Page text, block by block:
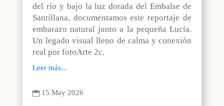
del río y bajo la luz dorada del Embalse de
Santillana, documentamos este reportaje de
embarazo natural junto a la pequeña Lucía.
Un legado visual lleno de calma y conexión
real por fotoArte 2c.
Leer más...
 15 May 2026